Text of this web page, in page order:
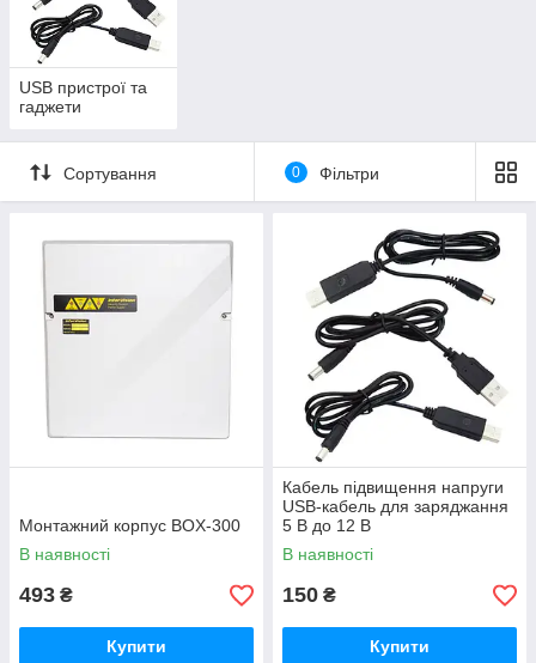
USB пристрої та
гаджети
Сортування 0 Фільтри
Монтажний корпус BOX-300
В наявності
493 ₴
Купити
Кабель підвищення напруги
USB-кабель для заряджання
5 В до 12 В
В наявності
150 ₴
Купити